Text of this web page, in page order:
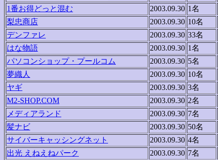
1番お得どっと混む
2003.09.30 1名
梨忠商店
2003.09.30 10名
デンファレ
2003.09.30 33名
はな物語
2003.09.30 1名
パソコンショップ・プールコム
2003.09.30 5名
夢織人
2003.09.30 10名
ヤギ
2003.09.30 3名
M2-SHOP.COM
2003.09.30 2名
メディアランド
2003.09.30 7名
髪ナビ
2003.09.30 50名
サイバーキャッシングネット
2003.09.30 4名
出光 えねえねパーク
2003.09.30 7名